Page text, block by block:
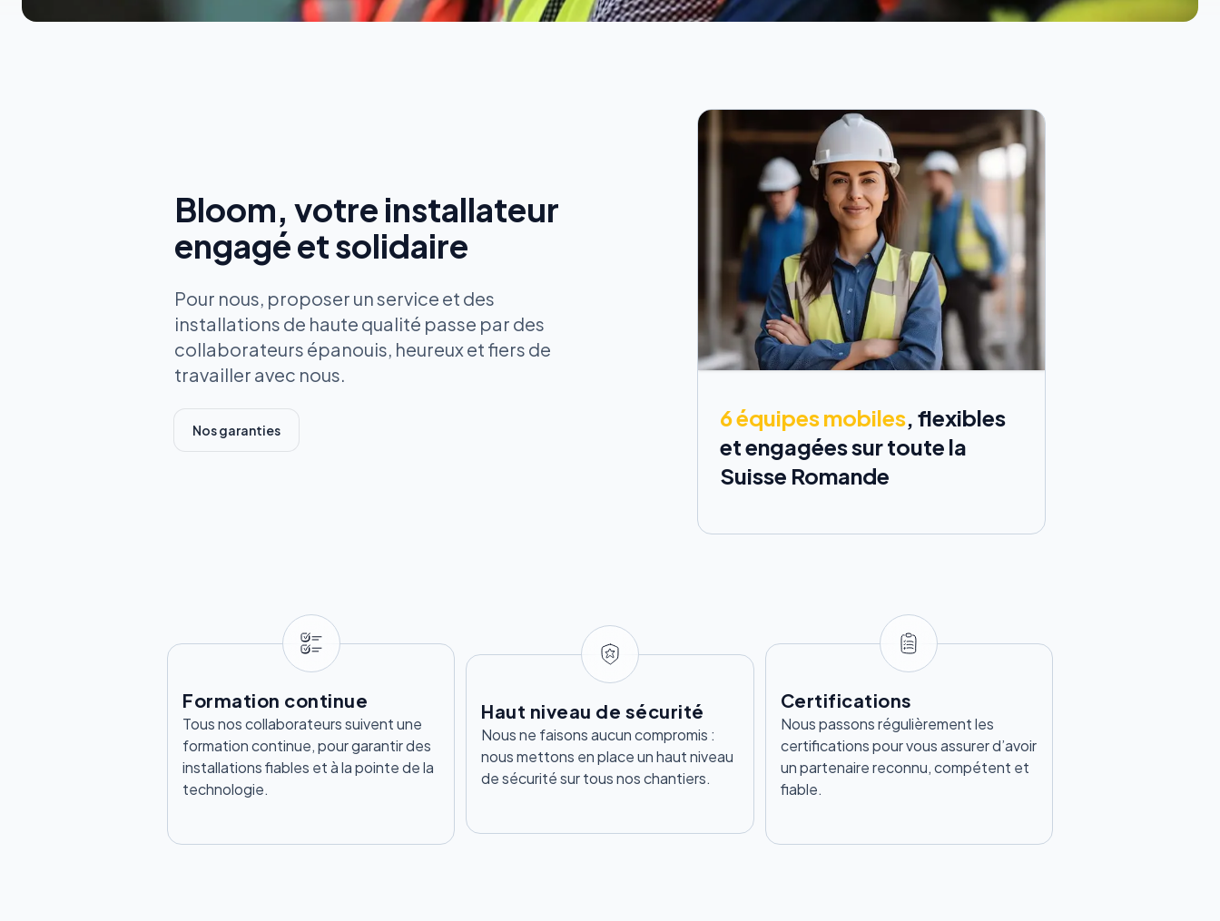
Bloom, votre installateur
engagé et solidaire
Pour nous, proposer un service et des
installations de haute qualité passe par des
collaborateurs épanouis, heureux et fiers de
travailler avec nous.
Nos garanties 6 équipes mobiles, flexibles
et engagées sur toute la
Suisse Romande
Formation continue
Tous nos collaborateurs suivent une
formation continue, pour garantir des
installations fiables et à la pointe de la
technologie.
Haut niveau de sécurité
Nous ne faisons aucun compromis :
nous mettons en place un haut niveau
de sécurité sur tous nos chantiers.
Certifications
Nous passons régulièrement les
certifications pour vous assurer d’avoir
un partenaire reconnu, compétent et
fiable.